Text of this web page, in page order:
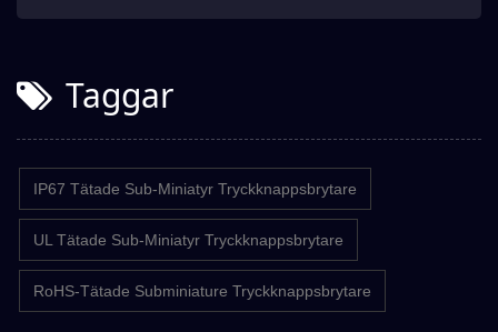
Taggar
IP67 Tätade Sub-Miniatyr Tryckknappsbrytare
UL Tätade Sub-Miniatyr Tryckknappsbrytare
RoHS-Tätade Subminiature Tryckknappsbrytare